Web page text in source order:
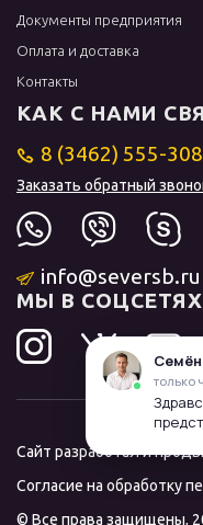
Документы предприятия
Оплата и доставка
Контакты
КАК С НАМИ
8 (3462) 555-308
Заказать обратный
info@seversb.ru
МЫ В СОЦСЕТЯХ
Сайт разработал и
Согласие на обработку
© Все права защищены,